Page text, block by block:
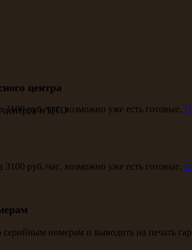
руб./час, возможно уже есть готовые.
центра
центров и ЦТО
руб./час, возможно уже есть готовые.
номерам и выводить на печать